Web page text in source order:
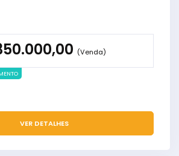
(Venda)
VER DETALHES